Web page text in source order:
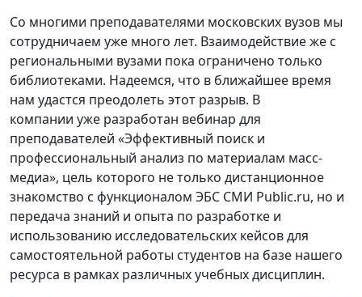
Со многими преподавателями московских вузов мы
сотрудничаем уже много лет. Взаимодействие же с
региональными вузами пока ограничено только
библиотеками. Надеемся, что в ближайшее время
нам удастся преодолеть этот разрыв. В
компании уже разработан вебинар для
преподавателей «Эффективный поиск и
профессиональный анализ по материалам масс-
медиа», цель которого не только дистанционное
знакомство с функционалом ЭБС СМИ Public.ru, но и
передача знаний и опыта по разработке и
использованию исследовательских кейсов для
самостоятельной работы студентов на базе нашего
ресурса в рамках различных учебных дисциплин.